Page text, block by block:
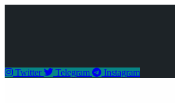
Twitter Telegram Instagram